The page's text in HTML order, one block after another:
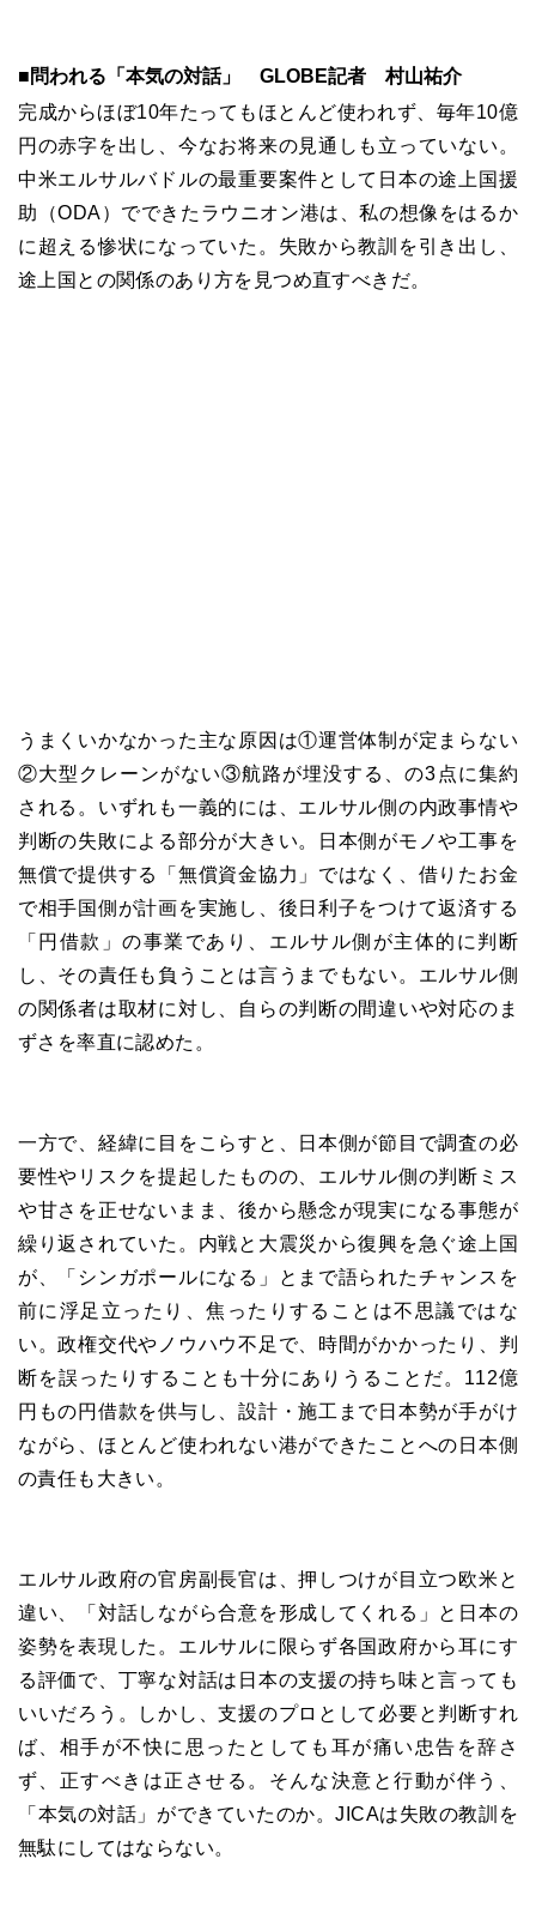
■問われる「本気の対話」 GLOBE記者 村山祐介
完成からほぼ10年たってもほとんど使われず、毎年10億
円の赤字を出し、今なお将来の見通しも立っていない。
中米エルサルバドルの最重要案件として日本の途上国援
助（ODA）でできたラウニオン港は、私の想像をはるか
に超える惨状になっていた。失敗から教訓を引き出し、
途上国との関係のあり方を見つめ直すべきだ。
うまくいかなかった主な原因は①運営体制が定まらない
②大型クレーンがない③航路が埋没する、の3点に集約
される。いずれも一義的には、エルサル側の内政事情や
判断の失敗による部分が大きい。日本側がモノや工事を
無償で提供する「無償資金協力」ではなく、借りたお金
で相手国側が計画を実施し、後日利子をつけて返済する
「円借款」の事業であり、エルサル側が主体的に判断
し、その責任も負うことは言うまでもない。エルサル側
の関係者は取材に対し、自らの判断の間違いや対応のま
ずさを率直に認めた。
一方で、経緯に目をこらすと、日本側が節目で調査の必
要性やリスクを提起したものの、エルサル側の判断ミス
や甘さを正せないまま、後から懸念が現実になる事態が
繰り返されていた。内戦と大震災から復興を急ぐ途上国
が、「シンガポールになる」とまで語られたチャンスを
前に浮足立ったり、焦ったりすることは不思議ではな
い。政権交代やノウハウ不足で、時間がかかったり、判
断を誤ったりすることも十分にありうることだ。112億
円もの円借款を供与し、設計・施工まで日本勢が手がけ
ながら、ほとんど使われない港ができたことへの日本側
の責任も大きい。
エルサル政府の官房副長官は、押しつけが目立つ欧米と
違い、「対話しながら合意を形成してくれる」と日本の
姿勢を表現した。エルサルに限らず各国政府から耳にす
る評価で、丁寧な対話は日本の支援の持ち味と言っても
いいだろう。しかし、支援のプロとして必要と判断すれ
ば、相手が不快に思ったとしても耳が痛い忠告を辞さ
ず、正すべきは正させる。そんな決意と行動が伴う、
「本気の対話」ができていたのか。JICAは失敗の教訓を
無駄にしてはならない。